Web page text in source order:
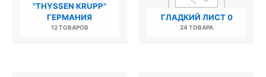
"THYSSEN KRUPP"
ГЕРМАНИЯ
12 ТОВАРОВ
ГЛАДКИЙ ЛИСТ 0
24 ТОВАРА